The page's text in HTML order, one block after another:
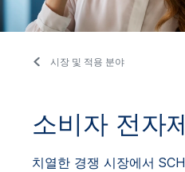
시장 및 적용 분야
소비자 전자
치열한 경쟁 시장에서